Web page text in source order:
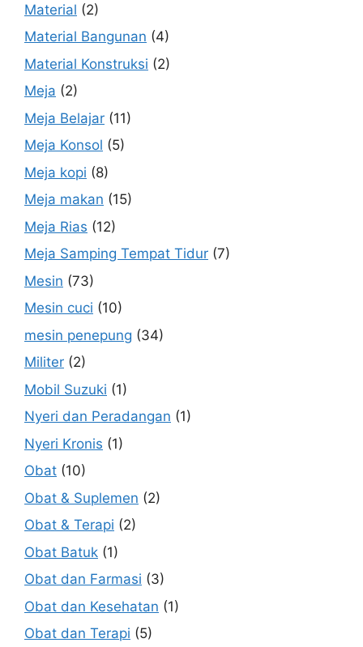
Material (2)
Material Bangunan (4)
Material Konstruksi (2)
Meja (2)
Meja Belajar (11)
Meja Konsol (5)
Meja kopi (8)
Meja makan (15)
Meja Rias (12)
Meja Samping Tempat Tidur (7)
Mesin (73)
Mesin cuci (10)
mesin penepung (34)
Militer (2)
Mobil Suzuki (1)
Nyeri dan Peradangan (1)
Nyeri Kronis (1)
Obat (10)
Obat & Suplemen (2)
Obat & Terapi (2)
Obat Batuk (1)
Obat dan Farmasi (3)
Obat dan Kesehatan (1)
Obat dan Terapi (5)